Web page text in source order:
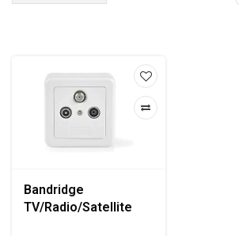
Bandridge
TV/Radio/Satellite